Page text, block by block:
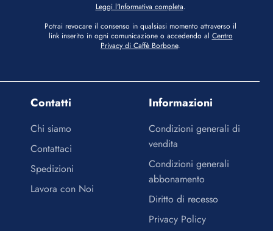
Leggi l'Informativa completa.
Potrai revocare il consenso in qualsiasi momento attraverso il
link inserito in ogni comunicazione o accedendo al Centro
Privacy di Caffè Borbone.
Contatti
Chi siamo
Contattaci
Spedizioni
Lavora con Noi
Informazioni
Condizioni generali di
vendita
Condizioni generali
abbonamento
Diritto di recesso
Privacy Policy